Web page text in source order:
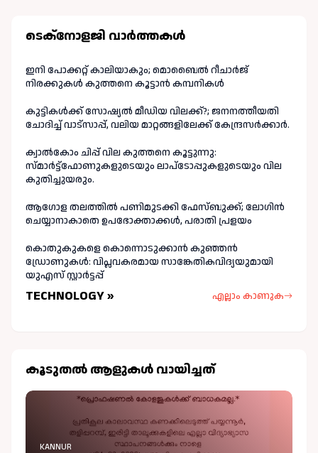
ടെക്നോളജി വാർത്തകള്‍
ഇനി പോക്കറ്റ് കാലിയാകും; മൊബൈൽ റീചാർജ്
നിരക്കുകൾ കുത്തനെ കൂട്ടാൻ കമ്പനികൾ
കുട്ടികൾക്ക് സോഷ്യൽ മീഡിയ വിലക്ക്?; ജനനത്തീയതി
ചോദിച്ച് വാട്‌സാപ്പ്, വലിയ മാറ്റങ്ങളിലേക്ക് കേന്ദ്രസർക്കാർ.
ക്വാൽകോം ചിപ്പ് വില കുത്തനെ കൂട്ടുന്നു:
സ്മാർട്ട്ഫോണുകളുടെയും ലാപ്ടോപ്പുകളുടെയും വില
കുതിച്ചുയരും.
ആഗോള തലത്തിൽ പണിമുടക്കി ഫേസ്ബുക്ക്; ലോഗിന്‍
ചെയ്യാനാകാതെ ഉപഭോക്താക്കള്‍, പരാതി പ്രളയം
കൊതുകുകളെ കൊന്നൊടുക്കാൻ കുഞ്ഞൻ
ഡ്രോണുകൾ: വിപ്ലവകരമായ സാങ്കേതികവിദ്യയുമായി
യുഎസ് സ്റ്റാർട്ടപ്പ്
TECHNOLOGY » എല്ലാം കാണുക
കൂടുതല്‍ ആളുകള്‍ വായിച്ചത്
KANNUR